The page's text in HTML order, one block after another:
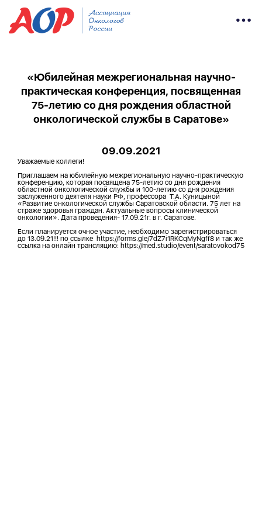
«Юбилейная межрегиональная научно-
практическая конференция, посвященная
75-летию со дня рождения областной
онкологической службы в Саратове»
09.09.2021
Уважаемые коллеги!
Приглашаем на юбилейную межрегиональную научно-практическую
конференцию, которая посвящена 75-летию со дня рождения
областной онкологической службы и 100-летию со дня рождения
заслуженного деятеля науки РФ, профессора Т.А. Куницыной
«Развитие онкологической службы Саратовской области. 75 лет на
страже здоровья граждан. Актуальные вопросы клинической
онкологии». Дата проведения- 17.09.21г. в г. Саратове.
Если планируется очное участие, необходимо зарегистрироваться
до 13.09.21!!! по ссылке https://forms.gle/7dZ7i1RKCqMyNgff8 и так же
ссылка на онлайн трансляцию: https://med.studio/event/saratovokod75